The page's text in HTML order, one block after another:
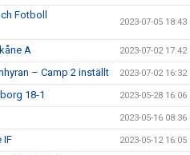
Fotboll
2023-07-05 18:43
A 2023-07-02 17:42
– Camp 2 inställt 2023-07-02 16:32
18-1 2023-05-28 16:06
2023-05-16 08:36
IF 2023-05-12 16:05